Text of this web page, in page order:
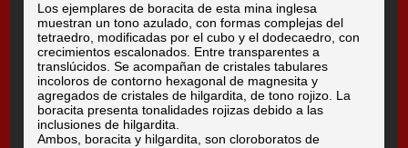
Los ejemplares de boracita de esta mina inglesa
muestran un tono azulado, con formas complejas del
tetraedro, modificadas por el cubo y el dodecaedro, con
crecimientos escalonados. Entre transparentes a
translúcidos. Se acompañan de cristales tabulares
incoloros de contorno hexagonal de magnesita y
agregados de cristales de hilgardita, de tono rojizo. La
boracita presenta tonalidades rojizas debido a las
inclusiones de hilgardita.
Ambos, boracita y hilgardita, son cloroboratos de